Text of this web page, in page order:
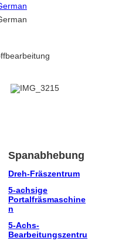
Spanabhebung
Dreh-Fräszentrum
5-achsige
Portalfräsmaschine
n
5-Achs-
Bearbeitungszentru